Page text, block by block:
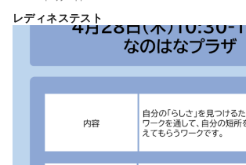
レディネステスト